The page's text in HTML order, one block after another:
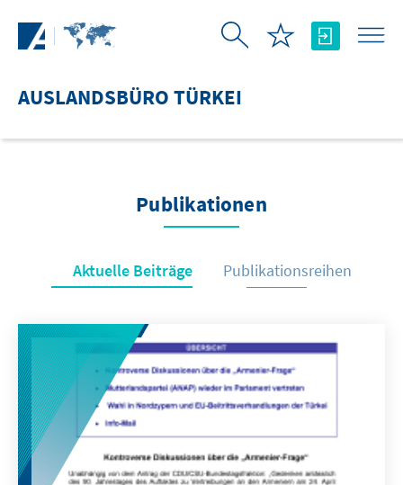
AUSLANDSBÜRO TÜRKEI
Publikationen
Aktuelle Beiträge Publikationsreihen